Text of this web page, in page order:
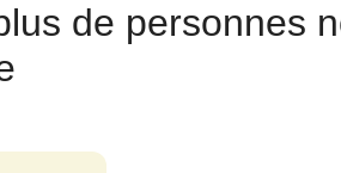
de personnes